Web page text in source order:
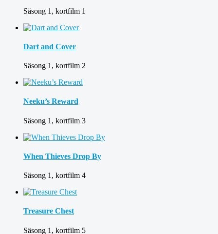
Säsong 1, kortfilm 1
Dart and Cover
Säsong 1, kortfilm 2
Neeku’s Reward
Säsong 1, kortfilm 3
When Thieves Drop By
Säsong 1, kortfilm 4
Treasure Chest
Säsong 1, kortfilm 5